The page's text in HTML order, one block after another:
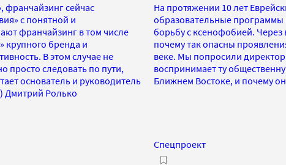
сейчас
с понятной и
франчайзинг в том числе
крупного бренда и
В этом случае не
просто следовать по пути,
основатель и руководитель
Дмитрий Ролько
На протяжении 10 лет
образовательные программы
борьбу с ксенофобией. Через
почему так опасны
веке. Мы попросили
воспринимает ту
Ближнем Востоке, и почему
Спецпроект